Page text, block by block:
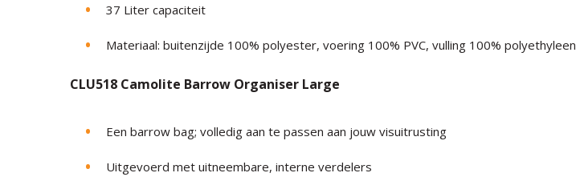
37 Liter capaciteit
Materiaal: buitenzijde 100% polyester, voering 100% PVC, vulling 100% polyethyleen
CLU518 Camolite Barrow Organiser Large
Een barrow bag; volledig aan te passen aan jouw visuitrusting
Uitgevoerd met uitneembare, interne verdelers